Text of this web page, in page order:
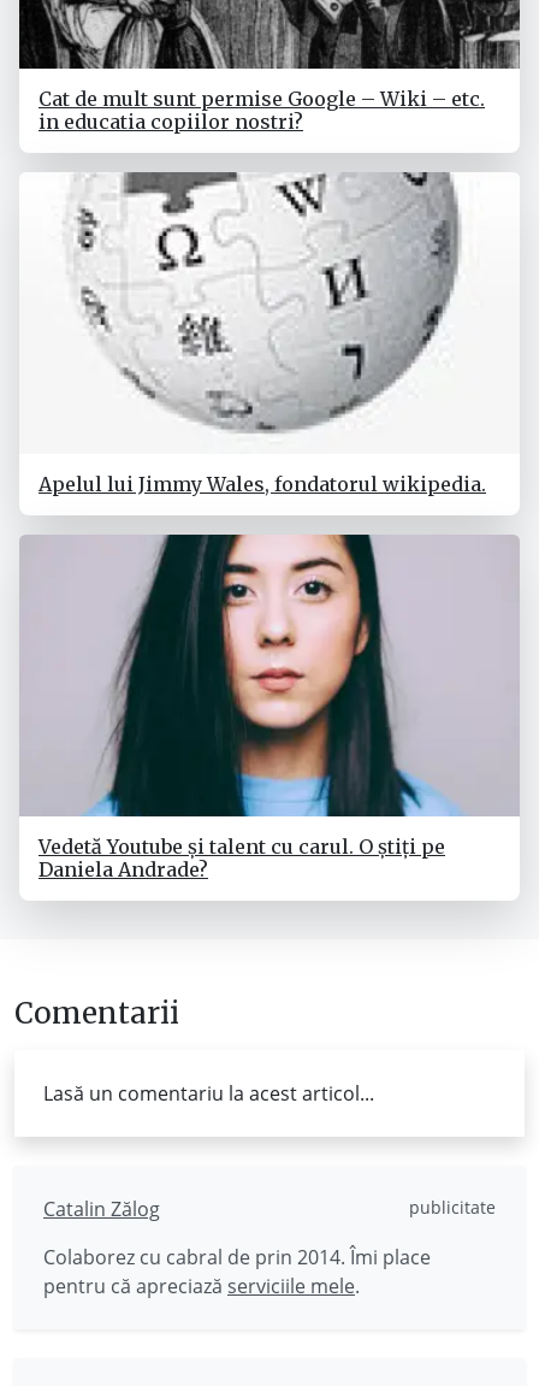
Cat de mult sunt permise Google – Wiki – etc.
in educatia copiilor nostri?
Apelul lui Jimmy Wales, fondatorul wikipedia.
Vedetă Youtube și talent cu carul. O știți pe
Daniela Andrade?
Comentarii
Lasă un comentariu la acest articol...
Catalin Zălog publicitate
Colaborez cu cabral de prin 2014. Îmi place
pentru că apreciază serviciile mele.